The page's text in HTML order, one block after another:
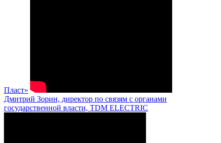
Пласт»
Дмитрий Зорин, директор по связям с органами
государственной власти, TDM ELECTRIC